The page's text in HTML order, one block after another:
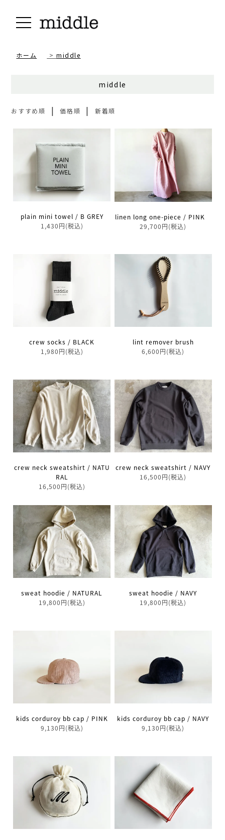
ホーム >middle
middle
おすすめ順 |価格順 |新着順
plain mini towel / B GREY
1,430円(税込)
linen long one-piece / PINK
29,700円(税込)
crew socks / BLACK
1,980円(税込)
lint remover brush
6,600円(税込)
crew neck sweatshirt / NATU
RAL
16,500円(税込)
crew neck sweatshirt / NAVY
16,500円(税込)
sweat hoodie / NATURAL
19,800円(税込)
sweat hoodie / NAVY
19,800円(税込)
kids corduroy bb cap / PINK
9,130円(税込)
kids corduroy bb cap / NAVY
9,130円(税込)